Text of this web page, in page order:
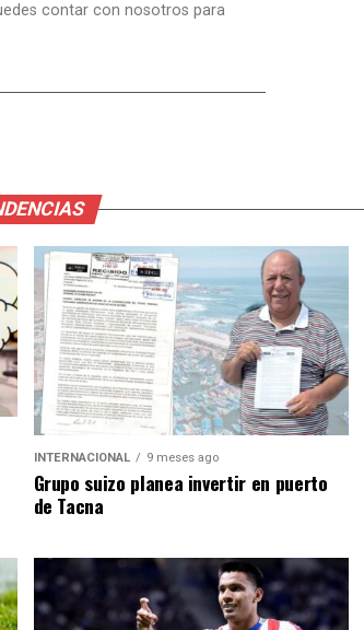
contar con nosotros para
INTERNACIONAL 9 meses ago
Grupo suizo planea invertir en puerto
de Tacna